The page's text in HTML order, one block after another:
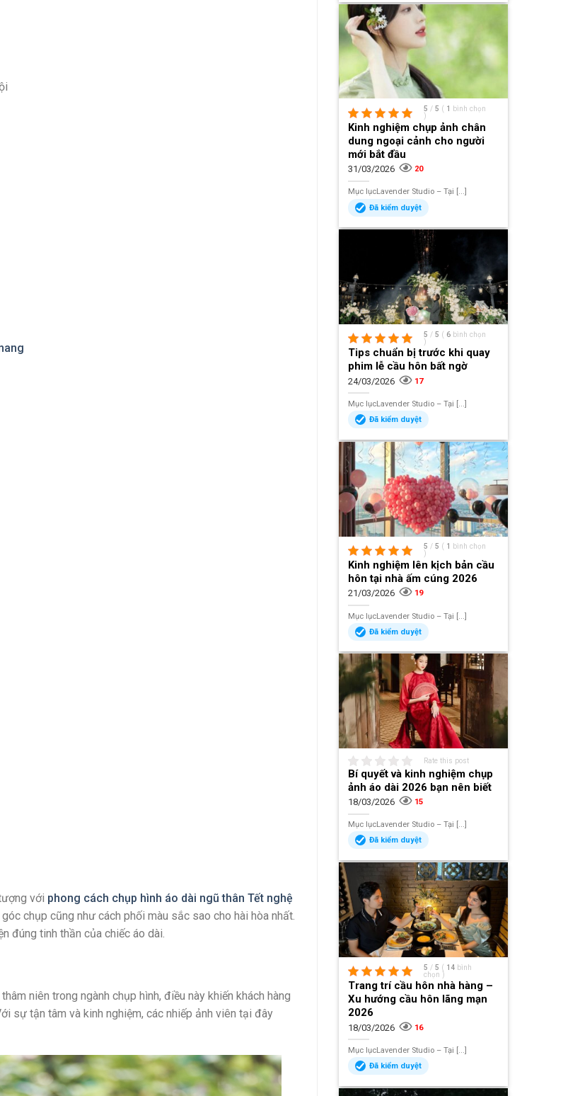
với phong cách chụp hình áo dài ngũ thân Tết nghệ
chụp cũng như cách phối màu sắc sao cho hài hòa nhất.
đúng tinh thần của chiếc áo dài.
niên trong ngành chụp hình, điều này khiến khách hàng
sự tận tâm và kinh nghiệm, các nhiếp ảnh viên tại đây
5 / 5 ( 1
bình chọn
)
Kinh nghiệm chụp ảnh chân
dung ngoại cảnh cho người
mới bắt đầu
31/03/2026 20
Mục lụcLavender Studio – Tại [...]
Đã kiểm duyệt
5 / 5 ( 6 bình chọn
)
Tips chuẩn bị trước khi quay
phim lễ cầu hôn bất ngờ
24/03/2026 17
Mục lụcLavender Studio – Tại [...]
Đã kiểm duyệt
5 / 5 ( 1
bình chọn
)
Kinh nghiệm lên kịch bản cầu
hôn tại nhà ấm cúng 2026
21/03/2026 19
Mục lụcLavender Studio – Tại [...]
Đã kiểm duyệt
Rate this post
Bí quyết và kinh nghiệm chụp
ảnh áo dài 2026 bạn nên biết
18/03/2026 15
Mục lụcLavender Studio – Tại [...]
Đã kiểm duyệt
5 / 5 ( 14 bình
chọn )
Trang trí cầu hôn nhà hàng –
Xu hướng cầu hôn lãng mạn
2026
18/03/2026 16
Mục lụcLavender Studio – Tại [...]
Đã kiểm duyệt